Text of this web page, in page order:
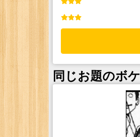
同じお題のボケ